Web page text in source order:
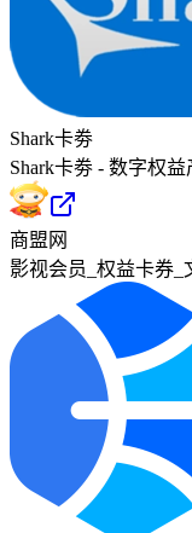
Shark卡劵
Shark卡劵 - 数字权
商盟网
影视会员_权益卡券